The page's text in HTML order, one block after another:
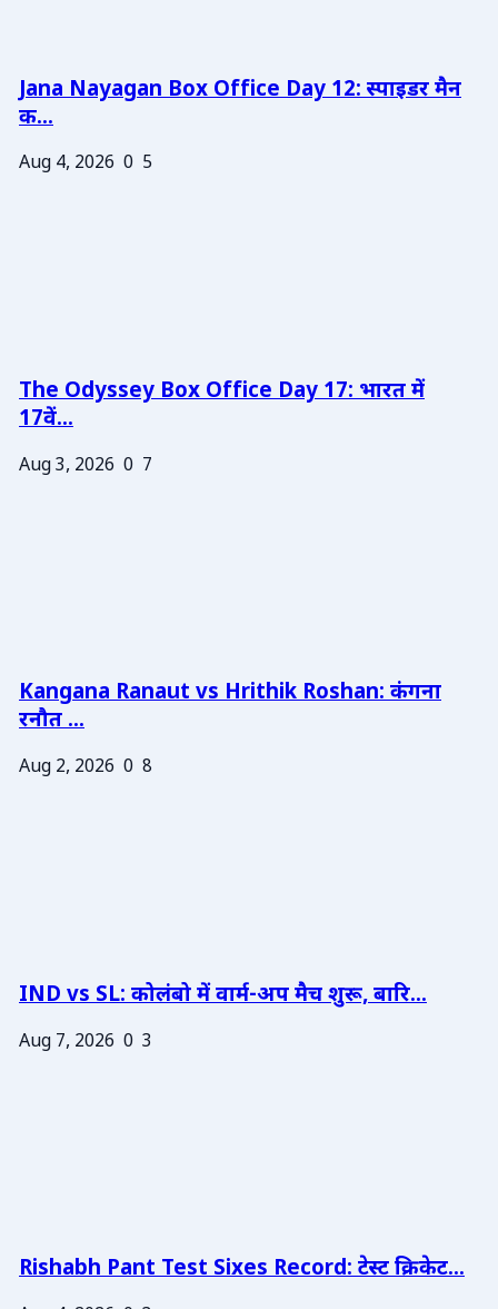
Jana Nayagan Box Office Day 12: स्पाइडर मैन
क...
Aug 4, 2026 0 5
The Odyssey Box Office Day 17: भारत में
17वें...
Aug 3, 2026 0 7
Kangana Ranaut vs Hrithik Roshan: कंगना
रनौत ...
Aug 2, 2026 0 8
IND vs SL: कोलंबो में वार्म-अप मैच शुरू, बारि...
Aug 7, 2026 0 3
Rishabh Pant Test Sixes Record: टेस्ट क्रिकेट...